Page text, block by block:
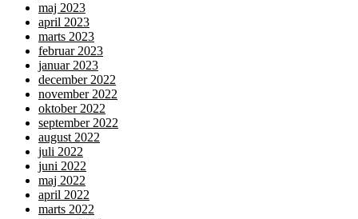
maj 2023
april 2023
marts 2023
februar 2023
januar 2023
december 2022
november 2022
oktober 2022
september 2022
august 2022
juli 2022
juni 2022
maj 2022
april 2022
marts 2022